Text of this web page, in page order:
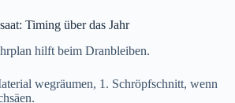
Timing über das Jahr
hilft beim Dranbleiben.
wegräumen, 1. Schröpfschnitt, wenn